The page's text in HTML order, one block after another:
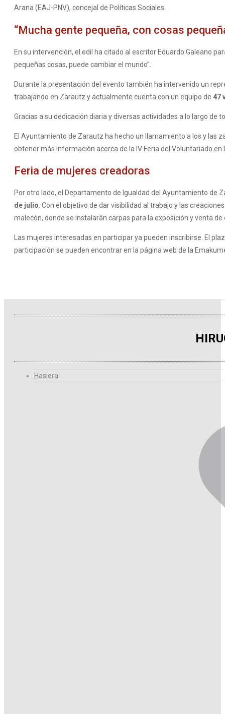
Arana (EAJ-PNV), concejal de Políticas Sociales.
“Mucha gente pequeña, con cosas
En su intervención, el edil ha citado al escritor Eduardo Galeano
pequeñas cosas, puede cambiar el mundo”.
Durante la presentación del evento también ha intervenido un
trabajando en Zarautz y actualmente cuenta con un equipo de 47
Gracias a su dedicación diaria y diversas actividades a lo largo de
El Ayuntamiento de Zarautz ha hecho un llamamiento a los y las
obtener más información acerca de la IV Feria del Voluntariado
Feria de mujeres creadoras
Por otro lado, el Departamento de Igualdad del Ayuntamiento de
de julio. Con el objetivo de dar visibilidad al trabajo y las
malecón, donde se instalarán carpas para la exposición y venta de
Las mujeres interesadas en participar ya pueden inscribirse. El
participación se pueden encontrar en la página web de la
Hasiera